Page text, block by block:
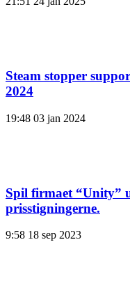
Steam stopper
2024
19:48 03 jan 2024
Spil firmaet “Unity”
prisstigningerne.
9:58 18 sep 2023